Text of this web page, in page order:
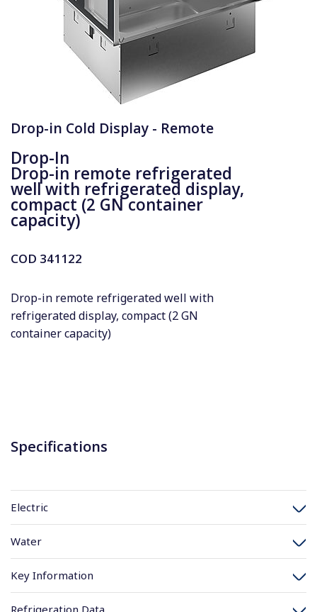
Drop-in Cold Display - Remote
Drop-In
Drop-in remote refrigerated
well with refrigerated display,
compact (2 GN container
capacity)
COD 341122
Drop-in remote refrigerated well with
refrigerated display, compact (2 GN
container capacity)
Specifications
Electric
Water
Key Information
Refrigeration Data